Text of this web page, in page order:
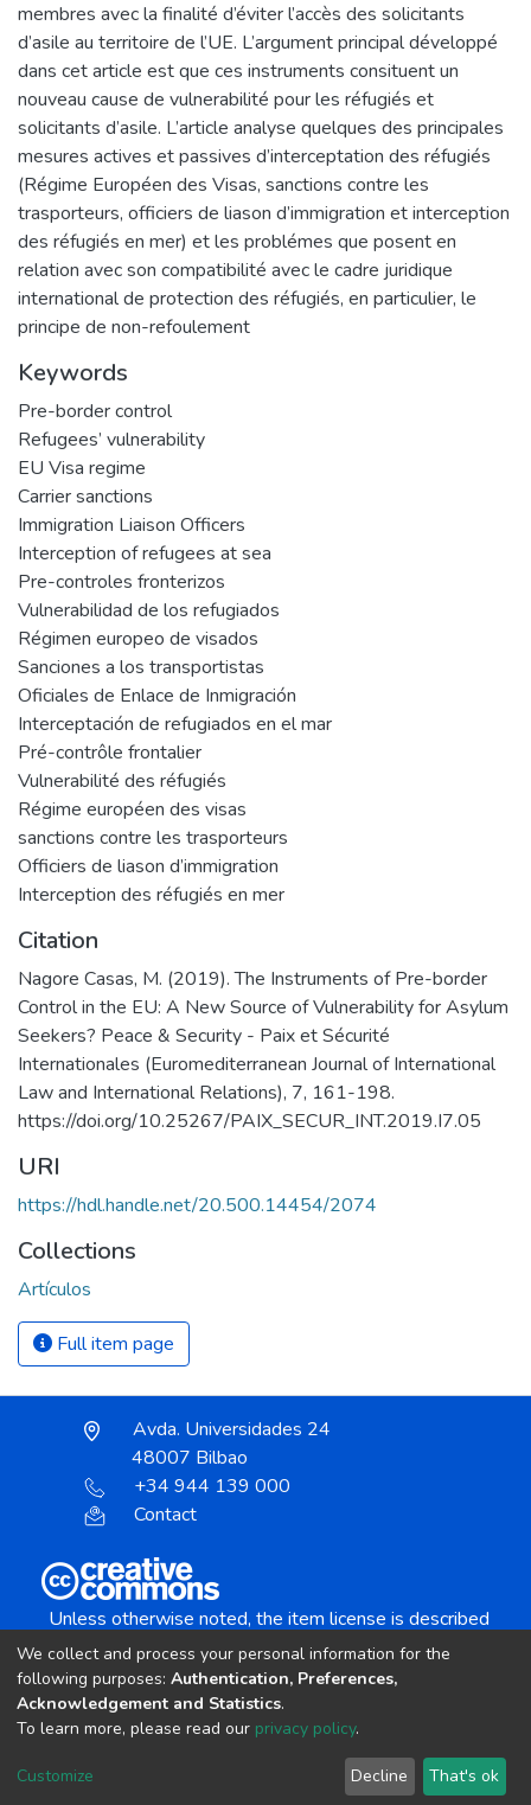
membres avec la finalité d’éviter l’accès des solicitants
d’asile au territoire de l’UE. L’argument principal développé
dans cet article est que ces instruments consituent un
nouveau cause de vulnerabilité pour les réfugiés et
solicitants d’asile. L’article analyse quelques des principales
mesures actives et passives d’interceptation des réfugiés
(Régime Européen des Visas, sanctions contre les
trasporteurs, officiers de liason d’immigration et interception
des réfugiés en mer) et les problémes que posent en
relation avec son compatibilité avec le cadre juridique
international de protection des réfugiés, en particulier, le
principe de non-refoulement
Keywords
Pre-border control
Refugees’ vulnerability
EU Visa regime
Carrier sanctions
Immigration Liaison Officers
Interception of refugees at sea
Pre-controles fronterizos
Vulnerabilidad de los refugiados
Régimen europeo de visados
Sanciones a los transportistas
Oficiales de Enlace de Inmigración
Interceptación de refugiados en el mar
Pré-contrôle frontalier
Vulnerabilité des réfugiés
Régime européen des visas
sanctions contre les trasporteurs
Officiers de liason d’immigration
Interception des réfugiés en mer
Citation
Nagore Casas, M. (2019). The Instruments of Pre-border
Control in the EU: A New Source of Vulnerability for Asylum
Seekers? Peace & Security - Paix et Sécurité
Internationales (Euromediterranean Journal of International
Law and International Relations), 7, 161-198.
https://doi.org/10.25267/PAIX_SECUR_INT.2019.I7.05
URI
https://hdl.handle.net/20.500.14454/2074
Collections
Artículos
Full item page
Avda. Universidades 24
48007 Bilbao
+34 944 139 000
Contact
Unless otherwise noted, the item license is described
Creative Commons Attribution-NonCommercial-
copyright © 2002-2026 LYRASIS
Cookie settings Send Feedback
We collect and process your personal information for the
following purposes: Authentication, Preferences,
Acknowledgement and Statistics.
To learn more, please read our privacy policy.
Customize Decline That's ok